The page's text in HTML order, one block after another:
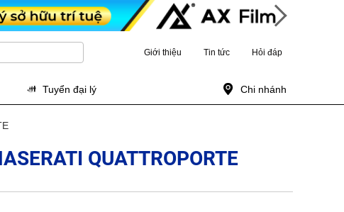
Giới thiệu Tin tức Hỏi đáp
Tuyển đại lý Chi nhánh
QUATTROPORTE